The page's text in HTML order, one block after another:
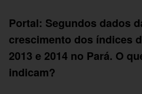
Portal: Segundos dados
crescimento dos índices
2013 e 2014 no Pará. O
indicam?